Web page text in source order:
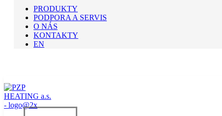
PRODUKTY
PODPORA A SERVIS
O NÁS
KONTAKTY
EN